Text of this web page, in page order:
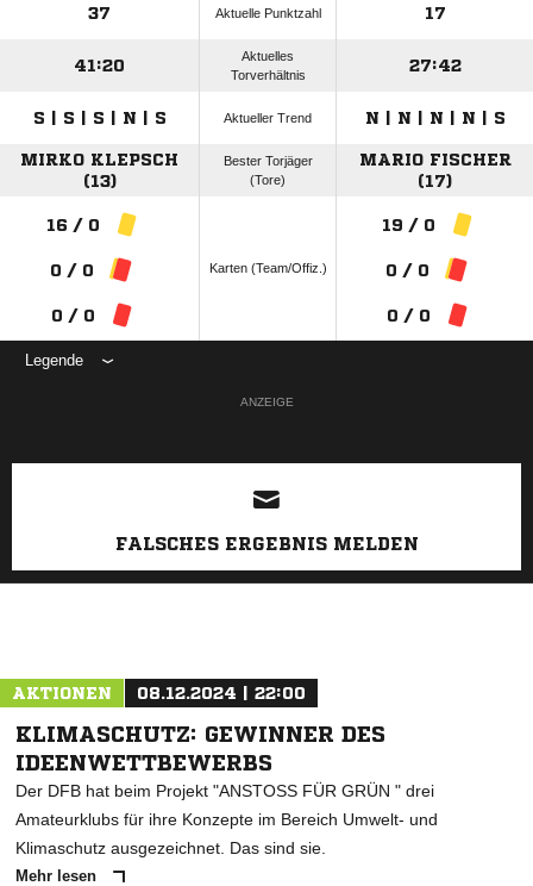
37 Aktuelle Punktzahl 17
41:20
Aktuelles
Torverhältnis
27:42
S | S | S | N | S Aktueller Trend N | N | N | N | S
MIRKO KLEPSCH
(13)
Bester Torjäger
(Tore)
MARIO FISCHER
(17)
16 / 0
0 / 0
0 / 0
Karten (Team/Offiz.)
19 / 0
0 / 0
0 / 0
Legende
ANZEIGE
FALSCHES ERGEBNIS MELDEN
AKTIONEN 08.12.2024 | 22:00
KLIMASCHUTZ: GEWINNER DES
IDEENWETTBEWERBS
Der DFB hat beim Projekt "ANSTOSS FÜR GRÜN " drei
Amateurklubs für ihre Konzepte im Bereich Umwelt- und
Klimaschutz ausgezeichnet. Das sind sie.
Mehr lesen